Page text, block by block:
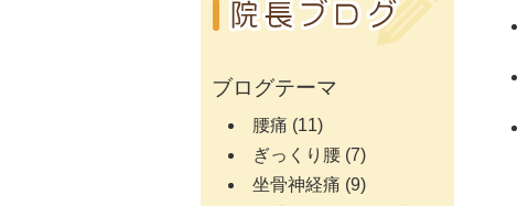
ブログテーマ
腰痛 (11)
ぎっくり腰 (7)
坐骨神経痛 (9)